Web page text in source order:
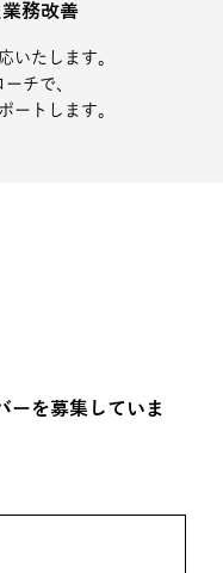
務改善
いたします。
チで、
ートします。
ーを募集していま